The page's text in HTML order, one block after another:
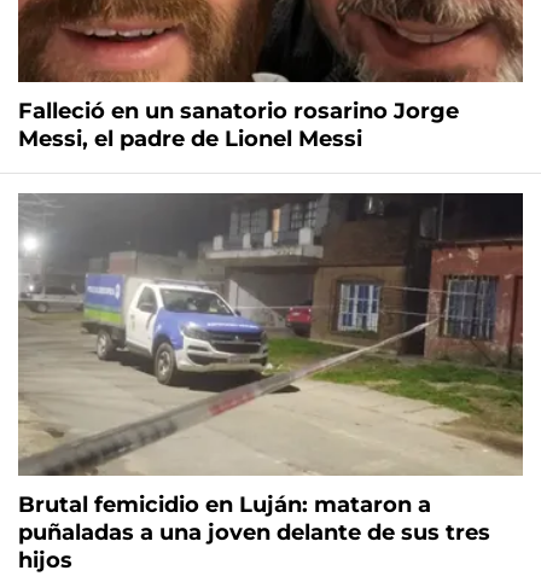
Falleció en un sanatorio rosarino Jorge
Messi, el padre de Lionel Messi
Brutal femicidio en Luján: mataron a
puñaladas a una joven delante de sus tres
hijos